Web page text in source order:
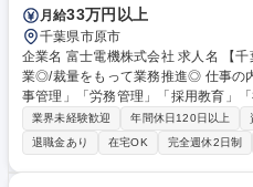
月給33万円以上
千葉県市原市
企業名 富士電機株式会社 求人名 【千葉/人事総務】労務・採用担当/長期就
業◎/裁量をもって業務推進◎ 仕事の内容 ご経験や得意領域に応じて「人
事管理」「労務管理」「採用教育」
をお任せします。現場マネジメント
です。 以下のいずれかからスタートし、将来的には幅広い業務を経験しま
す。 (1)人事管理:異動・配置、評価
組合窓口、労使協議会運営、勤怠等
業界未経験歓迎 年間休日120日以上
退職金あり
在宅OK 完全週休2日制